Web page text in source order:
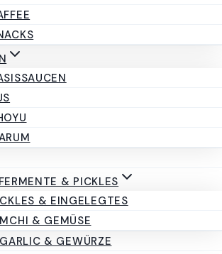
& PICKLES
& EINGELEGTES
& GEMÜSE
& GEWÜRZE
Spaghettini
italienische
Pasta
MwSt.
wird
durch Mahlen (nicht durch
gewonnen: Dank dieses Verfahrens